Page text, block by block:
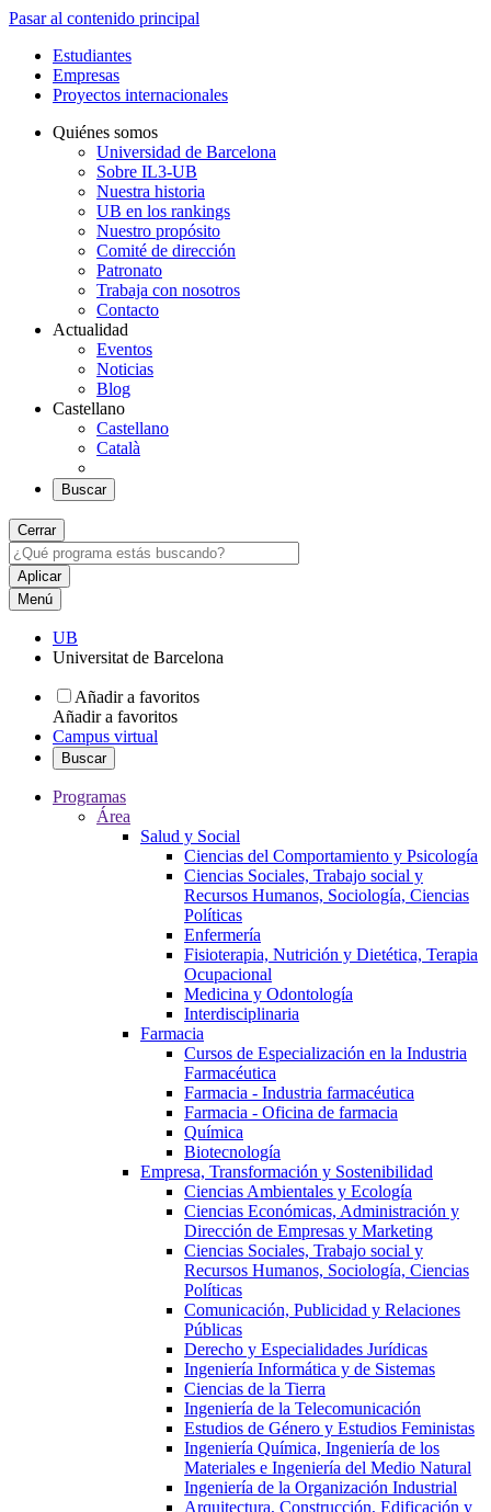
Pasar al contenido principal
Estudiantes
Empresas
Proyectos internacionales
Quiénes somos
Universidad de Barcelona
Sobre IL3-UB
Nuestra historia
UB en los rankings
Nuestro propósito
Comité de dirección
Patronato
Trabaja con nosotros
Contacto
Actualidad
Eventos
Noticias
Blog
Castellano
Castellano
Català
Buscar
Cerrar
Menú
UB
Universitat de Barcelona
Añadir a favoritos
Añadir a favoritos
Campus virtual
Buscar
Programas
Área
Salud y Social
Ciencias del Comportamiento y Psicología
Ciencias Sociales, Trabajo social y
Recursos Humanos, Sociología, Ciencias
Políticas
Enfermería
Fisioterapia, Nutrición y Dietética, Terapia
Ocupacional
Medicina y Odontología
Interdisciplinaria
Farmacia
Cursos de Especialización en la Industria
Farmacéutica
Farmacia - Industria farmacéutica
Farmacia - Oficina de farmacia
Química
Biotecnología
Empresa, Transformación y Sostenibilidad
Ciencias Ambientales y Ecología
Ciencias Económicas, Administración y
Dirección de Empresas y Marketing
Ciencias Sociales, Trabajo social y
Recursos Humanos, Sociología, Ciencias
Políticas
Comunicación, Publicidad y Relaciones
Públicas
Derecho y Especialidades Jurídicas
Ingeniería Informática y de Sistemas
Ciencias de la Tierra
Ingeniería de la Telecomunicación
Estudios de Género y Estudios Feministas
Ingeniería Química, Ingeniería de los
Materiales e Ingeniería del Medio Natural
Ingeniería de la Organización Industrial
Arquitectura, Construcción, Edificación y